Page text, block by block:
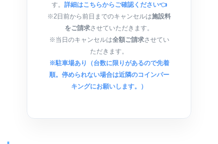
す。 詳細はこちらからご確認ください👈
※2日前から前日までのキャンセルは施設料
をご請求させていただきます。
※当日のキャンセルは全額ご請求させてい
ただきます。
※駐車場あり（台数に限りがあるので先着
順。停められない場合は近隣のコインパー
キングにお願いします。）